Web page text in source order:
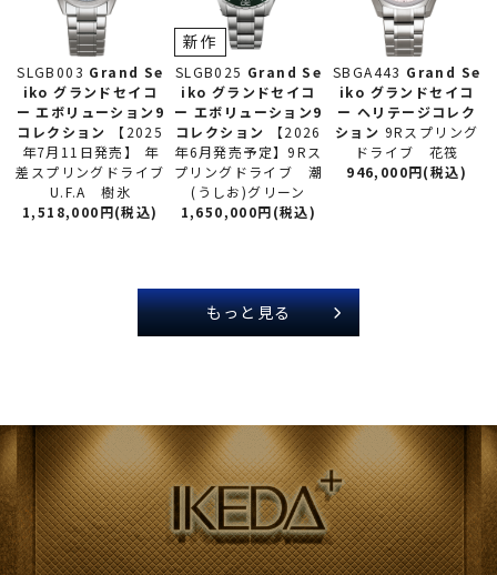
SLGB003 Grand Se
iko グランドセイコ
ー エボリューション9
コレクション
【2025
年7月11日発売】 年
差スプリングドライブ
U.F.A 樹氷
1,518,000円(税込)
SLGB025 Grand Se
iko グランドセイコ
ー エボリューション9
コレクション
【2026
年6月発売予定】9Rス
プリングドライブ 潮
(うしお)グリーン
新作
1,650,000円(税込)
SBGA443 Grand Se
iko グランドセイコ
ー ヘリテージコレク
ション 9Rスプリング
ドライブ 花筏
946,000円(税込)
もっと見る